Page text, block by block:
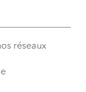
réseaux